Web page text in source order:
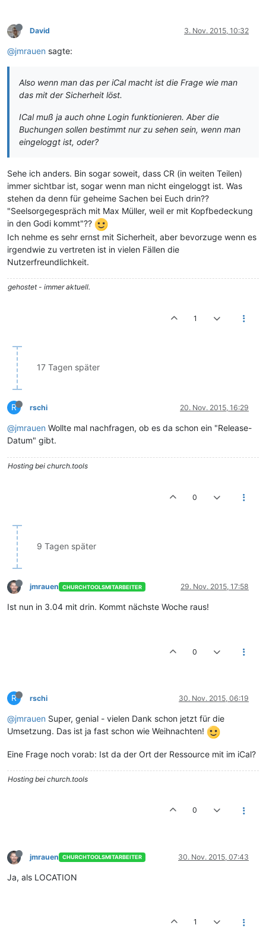
David 3. Nov. 2015, 10:32
@jmrauen sagte:
Also wenn man das per iCal macht ist die Frage wie man
das mit der Sicherheit löst.
ICal muß ja auch ohne Login funktionieren. Aber die
Buchungen sollen bestimmt nur zu sehen sein, wenn man
eingeloggt ist, oder?
Sehe ich anders. Bin sogar soweit, dass CR (in weiten Teilen)
immer sichtbar ist, sogar wenn man nicht eingeloggt ist. Was
stehen da denn für geheime Sachen bei Euch drin??
"Seelsorgegespräch mit Max Müller, weil er mit Kopfbedeckung
in den Godi kommt"??
Ich nehme es sehr ernst mit Sicherheit, aber bevorzuge wenn es
irgendwie zu vertreten ist in vielen Fällen die
Nutzerfreundlichkeit.
gehostet - immer aktuell.
1
17 Tagen später
R rschi 20. Nov. 2015, 16:29
@jmrauen Wollte mal nachfragen, ob es da schon ein "Release-
Datum" gibt.
Hosting bei church.tools
0
9 Tagen später
jmrauen CHURCHTOOLSMITARBEITER 29. Nov. 2015, 17:58
Ist nun in 3.04 mit drin. Kommt nächste Woche raus!
0
R rschi 30. Nov. 2015, 06:19
@jmrauen Super, genial - vielen Dank schon jetzt für die
Umsetzung. Das ist ja fast schon wie Weihnachten!
Eine Frage noch vorab: Ist da der Ort der Ressource mit im iCal?
Hosting bei church.tools
0
jmrauen CHURCHTOOLSMITARBEITER 30. Nov. 2015, 07:43
Ja, als LOCATION
1